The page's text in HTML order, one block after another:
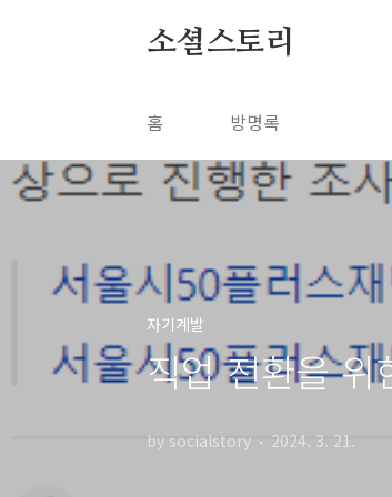
소셜스토리
홈 방명록
자기계발
직업 전환을 위
by socialstory 2024. 3. 21.